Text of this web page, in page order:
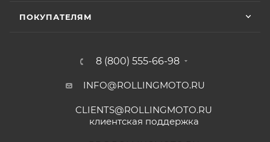
ПОКУПАТЕЛЯМ
8 (800) 555-66-98
INFO@ROLLINGMOTO.RU
CLIENTS@ROLLINGMOTO.RU
клиентская поддержка